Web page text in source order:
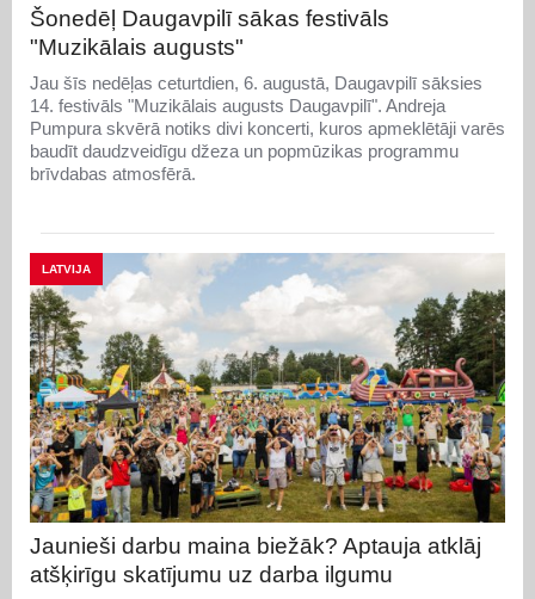
Šonedēļ Daugavpilī sākas festivāls
"Muzikālais augusts"
Jau šīs nedēļas ceturtdien, 6. augustā, Daugavpilī sāksies
14. festivāls "Muzikālais augusts Daugavpilī". Andreja
Pumpura skvērā notiks divi koncerti, kuros apmeklētāji varēs
baudīt daudzveidīgu džeza un popmūzikas programmu
brīvdabas atmosfērā.
LATVIJA
Jaunieši darbu maina biežāk? Aptauja atklāj
atšķirīgu skatījumu uz darba ilgumu